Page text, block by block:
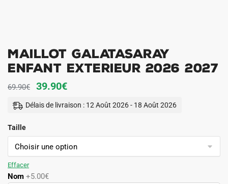
Maillot Galatasaray
Enfant Exterieur 2026 2027
69.90€
Le
prix
69.90€.
39.90€Le
prix
39.90€.
Délais de livraison : 12 Août 2026 - 18 Août 2026
Taille
Effacer
Nom +5.00€